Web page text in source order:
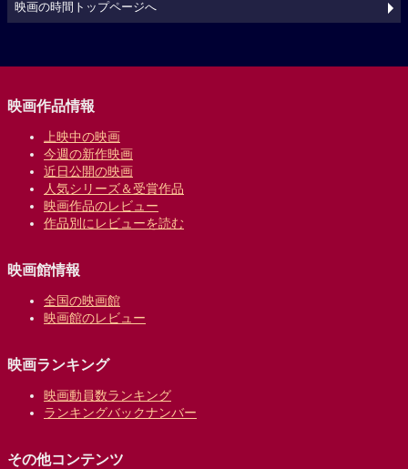
映画の時間トップページへ
映画作品情報
上映中の映画
今週の新作映画
近日公開の映画
人気シリーズ＆受賞作品
映画作品のレビュー
作品別にレビューを読む
映画館情報
全国の映画館
映画館のレビュー
映画ランキング
映画動員数ランキング
ランキングバックナンバー
その他コンテンツ